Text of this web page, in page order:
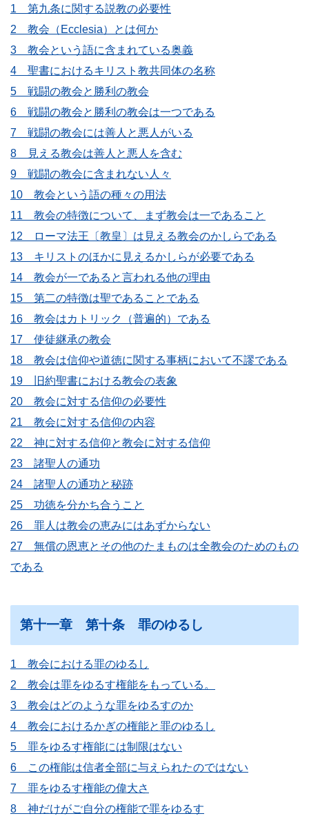
1 第九条に関する説教の必要性
2 教会（Ecclesia）とは何か
3 教会という語に含まれている奥義
4 聖書におけるキリスト教共同体の名称
5 戦闘の教会と勝利の教会
6 戦闘の教会と勝利の教会は一つである
7 戦闘の教会には善人と悪人がいる
8 見える教会は善人と悪人を含む
9 戦闘の教会に含まれない人々
10 教会という語の種々の用法
11 教会の特徴について、まず教会は一であること
12 ローマ法王〔教皇〕は見える教会のかしらである
13 キリストのほかに見えるかしらが必要である
14 教会が一であると言われる他の理由
15 第二の特徴は聖であることである
16 教会はカトリック（普遍的）である
17 使徒継承の教会
18 教会は信仰や道徳に関する事柄において不謬である
19 旧約聖書における教会の表象
20 教会に対する信仰の必要性
21 教会に対する信仰の内容
22 神に対する信仰と教会に対する信仰
23 諸聖人の通功
24 諸聖人の通功と秘跡
25 功徳を分かち合うこと
26 罪人は教会の恵みにはあずからない
27 無償の恩恵とその他のたまものは全教会のためのもの
である
第十一章 第十条 罪のゆるし
1 教会における罪のゆるし
2 教会は罪をゆるす権能をもっている。
3 教会はどのような罪をゆるすのか
4 教会におけるかぎの権能と罪のゆるし
5 罪をゆるす権能には制限はない
6 この権能は信者全部に与えられたのではない
7 罪をゆるす権能の偉大さ
8 神だけがご自分の権能で罪をゆるす